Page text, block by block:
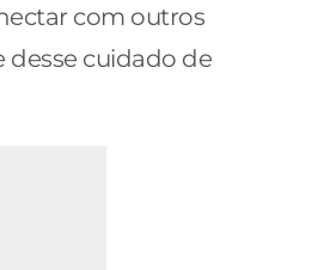
com outros
desse cuidado de